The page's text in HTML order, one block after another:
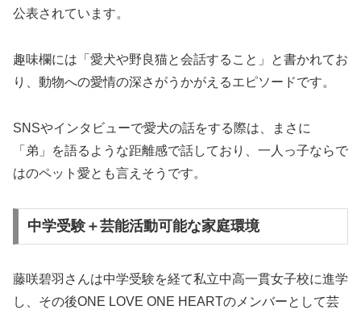
公表されています。
趣味欄には「愛犬や野良猫と会話すること」と書かれてお
り、動物への愛情の深さがうかがえるエピソードです。
SNSやインタビューで愛犬の話をする際は、まさに
「弟」を語るような距離感で話しており、一人っ子ならで
はのペット愛とも言えそうです。
中学受験＋芸能活動可能な家庭環境
藤咲碧羽さんは中学受験を経て私立中高一貫女子校に進学
し、その後ONE LOVE ONE HEARTのメンバーとして芸